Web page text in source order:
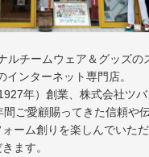
ルチームウェア＆グッズの
インターネット専門店。
年）創業、株式会社ツ
ご愛顧賜ってきた信頼や
ーム創りを楽しんでいた
ます。